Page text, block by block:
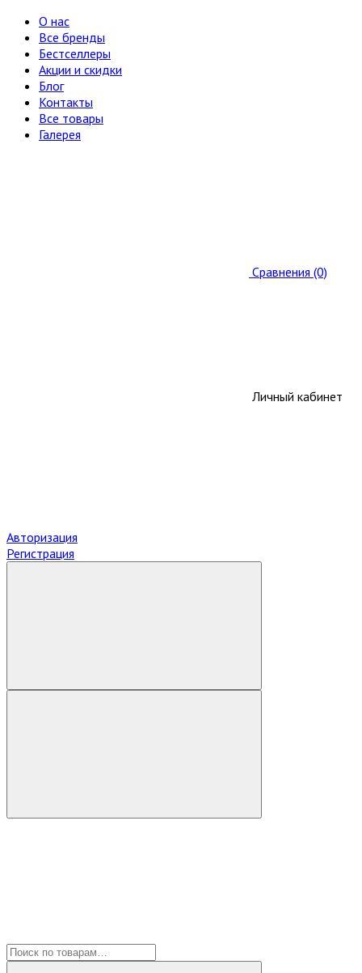
О нас
Все бренды
Бестселлеры
Акции и скидки
Блог
Контакты
Все товары
Галерея
Сравнения (0)
Личный кабинет
Авторизация
Регистрация